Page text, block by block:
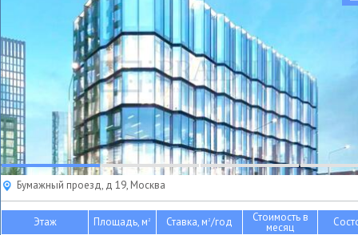
Бумажный проезд, д 19, Москва
Этаж Площадь, м2 Ставка, м2/год Стоимость в
месяц